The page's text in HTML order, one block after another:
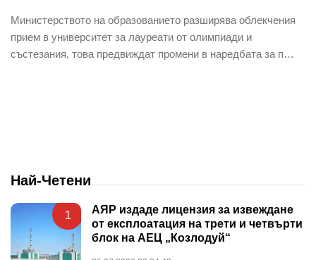
Министерството на образованието разширява облекчения
прием в университет за лауреати от олимпиади и
състезания, това предвиждат промени в наредбата за п…
Най-Четени
1
АЯР издаде лицензия за извеждане
от експлоатация на трети и четвърти
блок на АЕЦ „Козлодуй“